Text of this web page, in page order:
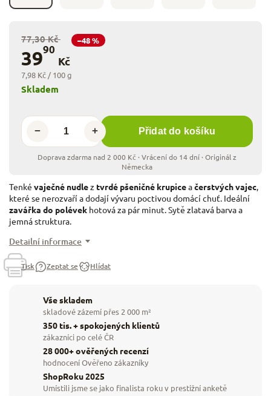
77,30 Kč –48 %
3990
Kč
7,98 Kč / 100 g
+
− Přidat do košíku
Skladem
Tenké vaječné nudlez tvrdé pšeničné krupiceačerstvých vajec,
které se nerozvaří a dodají vývaru poctivou domácí chuť. Ideální
zavářka do polévek hotová za pár minut. Sytě zlatavá barva a
jemná struktura.
Detailní informace
Tisk Zeptat se Hlídat
Vše skladem
skladové zázemí přes 2 000 m²
350 tis. + spokojených klientů
zákazníci po celé ČR
28 000+ ověřených recenzí
hodnocení Ověřeno zákazníky
ShopRoku 2025
Umístili jsme se jako finalista roku v prestižní anketě